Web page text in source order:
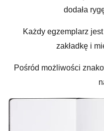
dodała
Każdy egzemplarz
zakładkę i
Pośród możliwości